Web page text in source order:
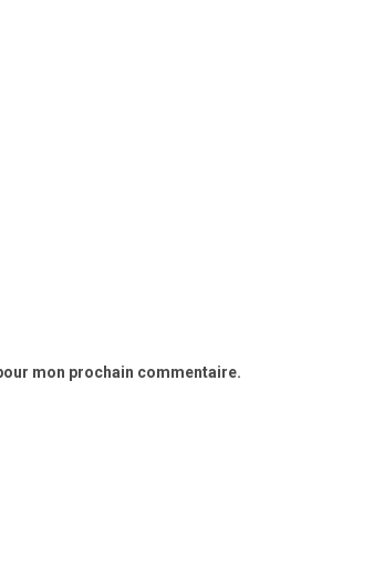
mon prochain commentaire.